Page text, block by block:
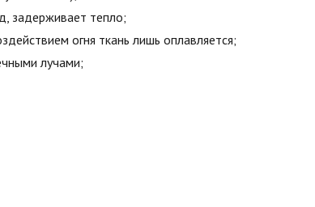
задерживает тепло;
огня ткань лишь оплавляется;
лучами;